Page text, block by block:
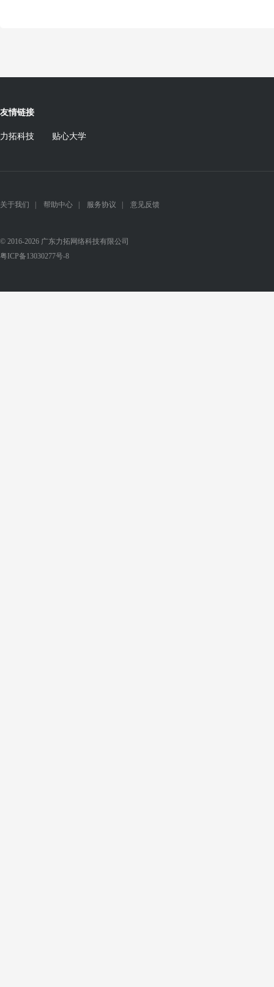
友情链接
力拓科技 贴心大学
关于我们 帮助中心 服务协议 意见反馈
© 2016-2026 广东力拓网络科技有限公司
粤ICP备13030277号-8